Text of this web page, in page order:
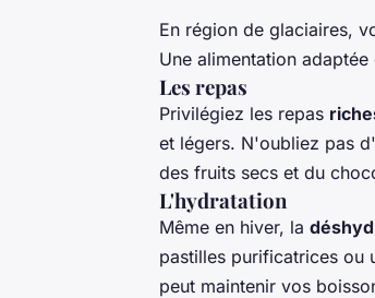
En région de glaciaires,
Une alimentation
Les repas
Privilégiez les repas
et légers. N'oubliez pas
des fruits secs et du
L'hydratation
Même en hiver, la
pastilles purificatrices ou
peut maintenir vos